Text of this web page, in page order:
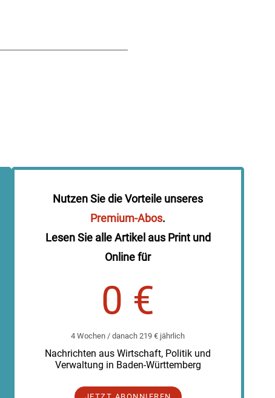
Nutzen Sie die Vorteile unseres
Premium-Abos.
Lesen Sie alle Artikel aus Print und
Online für
0 €
4 Wochen / danach 219 € jährlich
Nachrichten aus Wirtschaft, Politik und
Verwaltung in Baden-Württemberg